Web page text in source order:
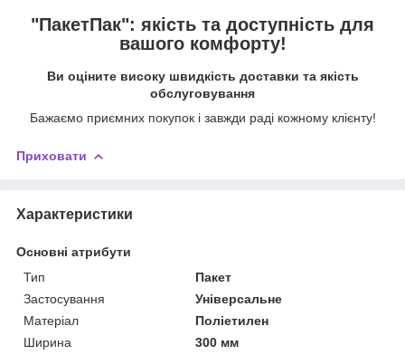
"ПакетПак": якість та доступність для
вашого комфорту!
Ви оціните високу швидкість доставки та якість
обслуговування
Бажаємо приємних покупок і завжди раді кожному клієнту!
Приховати
Характеристики
Основні атрибути
Тип
Пакет
Застосування
Універсальне
Матеріал
Поліетилен
Ширина
300 мм